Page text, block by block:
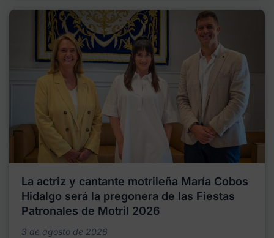
La actriz y cantante motrileña María Cobos
Hidalgo será la pregonera de las Fiestas
Patronales de Motril 2026
3 de agosto de 2026